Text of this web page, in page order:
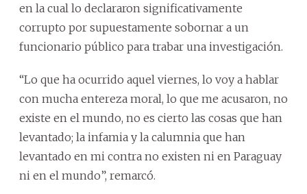
en la cual lo declararon significativamente
corrupto por supuestamente sobornar a un
funcionario público para trabar una investigación.
“Lo que ha ocurrido aquel viernes, lo voy a hablar
con mucha entereza moral, lo que me acusaron, no
existe en el mundo, no es cierto las cosas que han
levantado; la infamia y la calumnia que han
levantado en mi contra no existen ni en Paraguay
ni en el mundo”, remarcó.